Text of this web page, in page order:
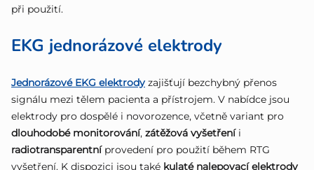
ý
p
i
s
u
při použití.
EKG jednorázové elektrody
Jednorázové EKG elektrodyzajišťují bezchybný přenos
signálu mezi tělem pacienta a přístrojem. V nabídce jsou
elektrody pro dospělé i novorozence, včetně variant pro
dlouhodobé monitorování, zátěžová vyšetřeníi
radiotransparentníprovedení pro použití během RTG
vyšetření. K dispozici jsou také kulaté nalepovací elektrody